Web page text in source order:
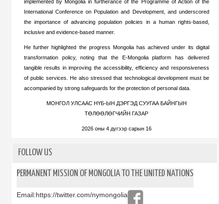
implemented by Mongolia in furtherance of the Programme of Action of the
International Conference on Population and Development, and underscored
the importance of advancing population policies in a human rights-based,
inclusive and evidence-based manner.
He further highlighted the progress Mongolia has achieved under its digital
transformation policy, noting that the E-Mongolia platform has delivered
tangible results in improving the accessibility, efficiency and responsiveness
of public services. He also stressed that technological development must be
accompanied by strong safeguards for the protection of personal data.
МОНГОЛ УЛСААС НҮБ-ЫН ДЭРГЭД СУУГАА БАЙНГЫН
ТӨЛӨӨЛӨГЧИЙН ГАЗАР
2026 оны 4 дүгээр сарын 16
FOLLOW US
PERMANENT MISSION OF MONGOLIA TO THE UNITED NATIONS
Email:https://twitter.com/nymongolia